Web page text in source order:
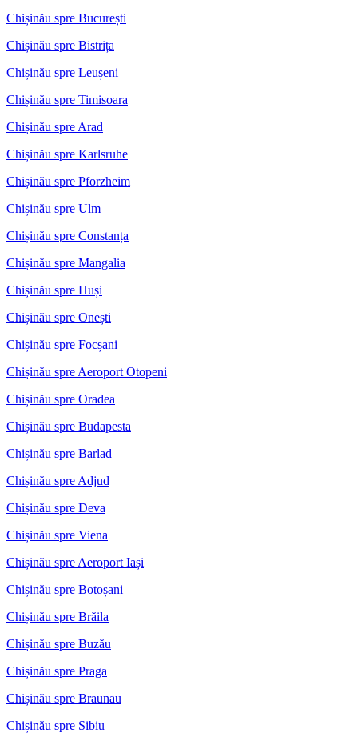
Chișinău spre București
Chișinău spre Bistrița
Chișinău spre Leușeni
Chișinău spre Timisoara
Chișinău spre Arad
Chișinău spre Karlsruhe
Chișinău spre Pforzheim
Chișinău spre Ulm
Chișinău spre Constanța
Chișinău spre Mangalia
Chișinău spre Huși
Chișinău spre Onești
Chișinău spre Focșani
Chișinău spre Aeroport Otopeni
Chișinău spre Oradea
Chișinău spre Budapesta
Chișinău spre Barlad
Chișinău spre Adjud
Chișinău spre Deva
Chișinău spre Viena
Chișinău spre Aeroport Iași
Chișinău spre Botoșani
Chișinău spre Brăila
Chișinău spre Buzău
Chișinău spre Praga
Chișinău spre Braunau
Chișinău spre Sibiu